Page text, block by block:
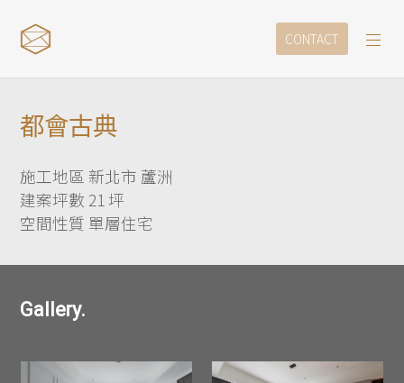
CONTACT
都會古典
施工地區 新北市 蘆洲
建案坪數 21 坪
空間性質 單層住宅
Gallery.